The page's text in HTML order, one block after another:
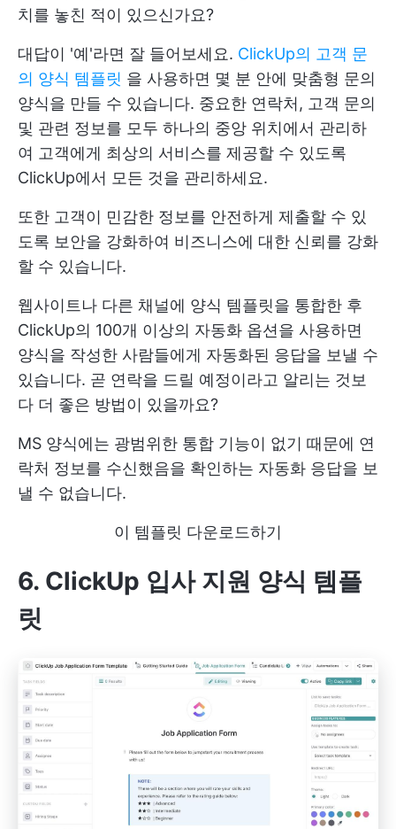
치를 놓친 적이 있으신가요?
대답이 '예'라면 잘 들어보세요. ClickUp의 고객 문
의 양식 템플릿 을 사용하면 몇 분 안에 맞춤형 문의
양식을 만들 수 있습니다. 중요한 연락처, 고객 문의
및 관련 정보를 모두 하나의 중앙 위치에서 관리하
여 고객에게 최상의 서비스를 제공할 수 있도록
ClickUp에서 모든 것을 관리하세요.
또한 고객이 민감한 정보를 안전하게 제출할 수 있
도록 보안을 강화하여 비즈니스에 대한 신뢰를 강화
할 수 있습니다.
웹사이트나 다른 채널에 양식 템플릿을 통합한 후
ClickUp의 100개 이상의 자동화 옵션을 사용하면
양식을 작성한 사람들에게 자동화된 응답을 보낼 수
있습니다. 곧 연락을 드릴 예정이라고 알리는 것보
다 더 좋은 방법이 있을까요?
MS 양식에는 광범위한 통합 기능이 없기 때문에 연
락처 정보를 수신했음을 확인하는 자동화 응답을 보
낼 수 없습니다.
이 템플릿 다운로드하기
6. ClickUp 입사 지원 양식 템플
릿